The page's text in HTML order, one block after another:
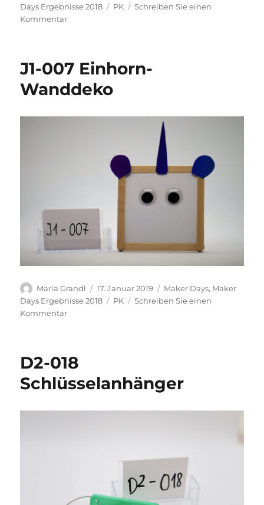
am
Days Ergebnisse 2018
Schlagwörter
PK
Schreiben Sie einen
Kommentarzu
J1-007 Einhorn-
Wanddeko
Autor
Maria Grandl
Veröffentlicht
am
17. Januar 2019 Kategorien
Maker Days, Maker
Days Ergebnisse 2018
Schlagwörter
PK
Schreiben Sie einen
Kommentarzu
Wanddeko
D2-018
Schlüsselanhänger